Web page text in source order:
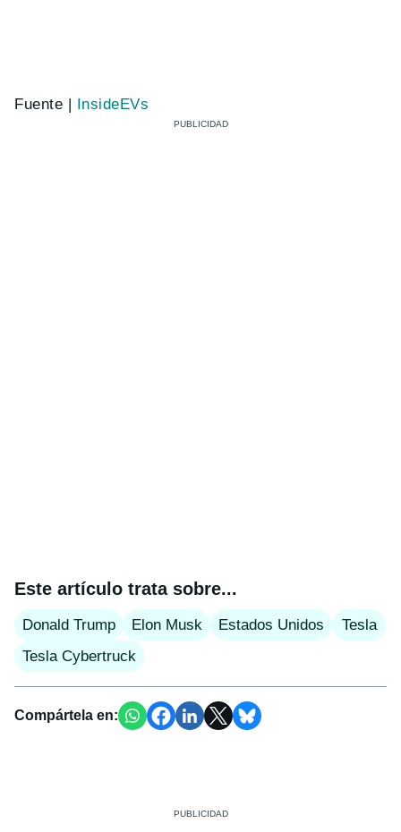
Fuente | InsideEVs
Este artículo trata sobre...
Donald Trump Elon Musk Estados Unidos
Tesla
Tesla Cybertruck
Compártela en: